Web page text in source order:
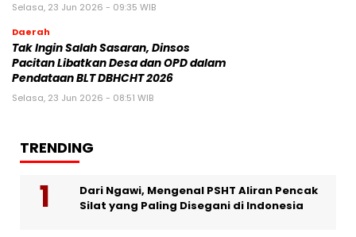
Selasa, 23 Jun 2026 - 09:35 WIB
Daerah
Tak Ingin Salah Sasaran, Dinsos
Pacitan Libatkan Desa dan OPD dalam
Pendataan BLT DBHCHT 2026
Selasa, 23 Jun 2026 - 08:51 WIB
TRENDING
Dari Ngawi, Mengenal PSHT Aliran Pencak
Silat yang Paling Disegani di Indonesia